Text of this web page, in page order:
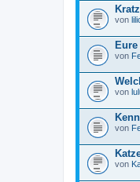
l
t
e
t
e
i
e
U
m
r
a
g
.
von
Eure
von
von
von
von